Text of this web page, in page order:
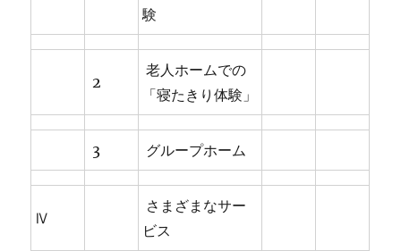
験
2
老人ホームでの
「寝たきり体験」
3 グループホーム
Ⅳ
さまざまなサー
ビス